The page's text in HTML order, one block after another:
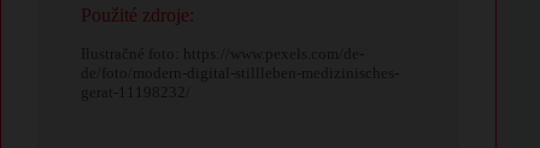
Použité zdroje:
Ilustračné foto: https://www.pexels.com/de-
de/foto/modern-digital-stillleben-medizinisches-
gerat-11198232/